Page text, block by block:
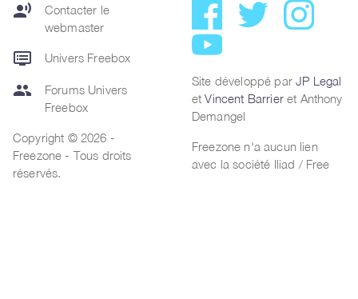
record_voice_over
Contacter le
webmaster
dvr Univers Freebox
group
Forums Univers
Freebox
Copyright © 2026 -
Freezone - Tous droits
réservés.
Site développé parJP Legal
etVincent Barrieret Anthony
Demangel
Freezone n'a aucun lien
avec la société Iliad / Free